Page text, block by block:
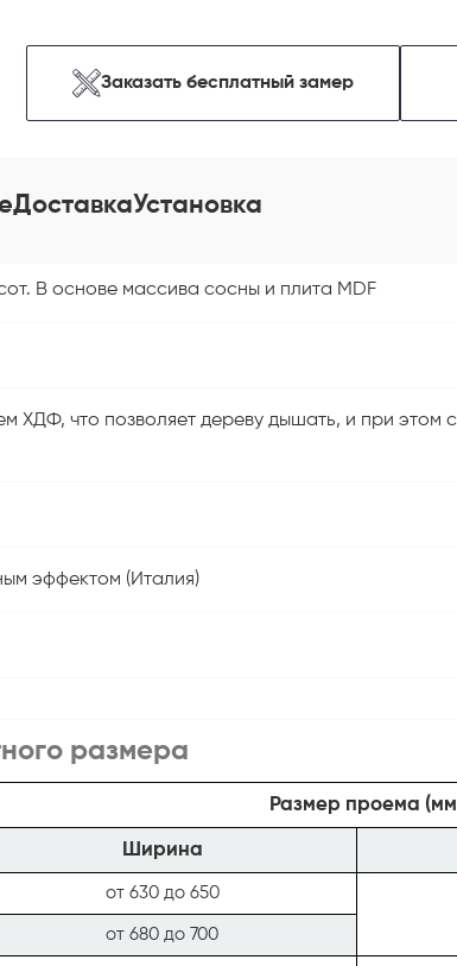
Заказать бесплатный замер
ДоставкаУстановка
В основе массива сосны и плита MDF
ХДФ, что позволяет дереву дышать, и при этом
эффектом (Италия)
размера
Размер проема
Ширина
от 630 до 650
от 680 до 700